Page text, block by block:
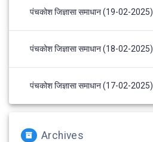
पंचकोश जिज्ञासा समाधान (19-02-2025)
पंचकोश जिज्ञासा समाधान (18-02-2025)
पंचकोश जिज्ञासा समाधान (17-02-2025)
Archives